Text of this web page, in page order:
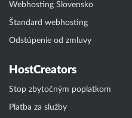
Webhosting Slovensko
Štandard webhosting
Odstúpenie od zmluvy
HostCreators
Stop zbytočným poplatkom
Platba za služby